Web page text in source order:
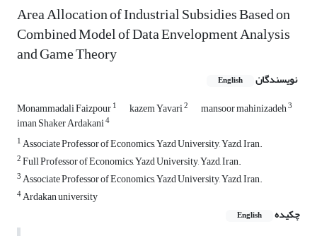
Area Allocation of Industrial Subsidies Based on
Combined Model of Data Envelopment Analysis
and Game Theory
نویسندگان English
Monammadali Faizpour1 kazem Yavari2 mansoor mahinizadeh3
iman Shaker Ardakani4
1Associate Professor of Economics, Yazd University, Yazd, Iran.
2Full Professor of Economics, Yazd University, Yazd, Iran.
3Associate Professor of Economics, Yazd University, Yazd, Iran.
4Ardakan university
چکیده
English